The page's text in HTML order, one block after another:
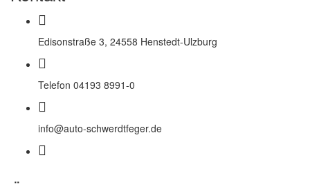
Edisonstraße 3, 24558 Henstedt-Ulzburg
Telefon 04193 8991-0
info@auto-schwerdtfeger.de